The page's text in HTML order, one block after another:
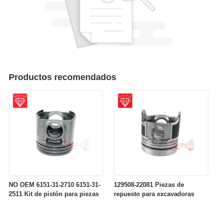
Productos recomendados
NO OEM 6151-31-2710 6151-31-
2511 Kit de pistón para piezas
129508-22081 Piezas de
repuesto para excavadoras